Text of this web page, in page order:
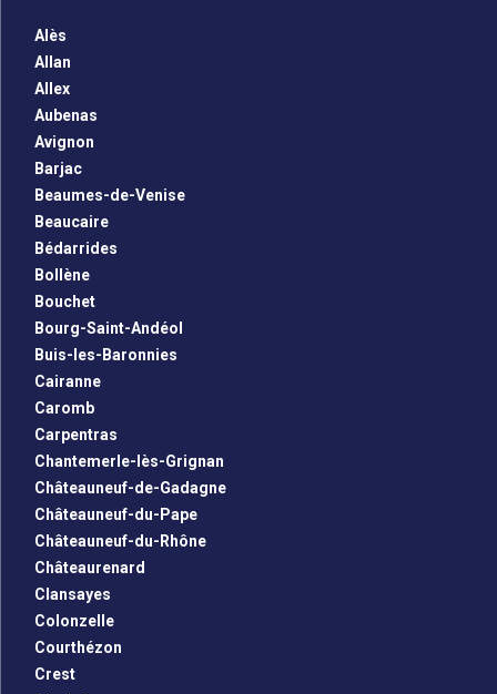
Alès
Allan
Allex
Aubenas
Avignon
Barjac
Beaumes-de-Venise
Beaucaire
Bédarrides
Bollène
Bouchet
Bourg-Saint-Andéol
Buis-les-Baronnies
Cairanne
Caromb
Carpentras
Chantemerle-lès-Grignan
Châteauneuf-de-Gadagne
Châteauneuf-du-Pape
Châteauneuf-du-Rhône
Châteaurenard
Clansayes
Colonzelle
Courthézon
Crest